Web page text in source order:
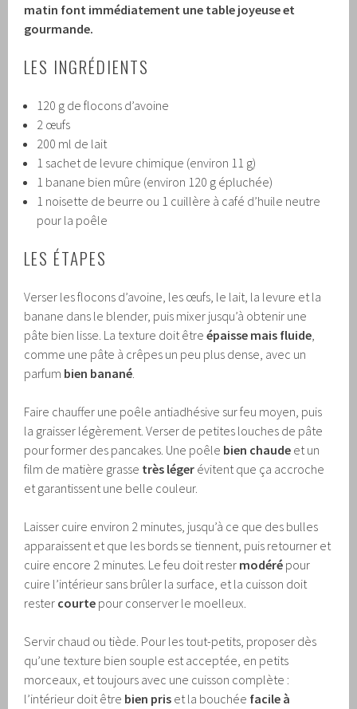
matin font immédiatement une table joyeuse et
gourmande.
LES INGRÉDIENTS
120 g de flocons d’avoine
2 œufs
200 ml de lait
1 sachet de levure chimique (environ 11 g)
1 banane bien mûre (environ 120 g épluchée)
1 noisette de beurre ou 1 cuillère à café d’huile neutre
pour la poêle
LES ÉTAPES
Verser les flocons d’avoine, les œufs, le lait, la levure et la
banane dans le blender, puis mixer jusqu’à obtenir une
pâte bien lisse. La texture doit êtreépaisse mais fluide,
comme une pâte à crêpes un peu plus dense, avec un
parfum bien banané.
Faire chauffer une poêle antiadhésive sur feu moyen, puis
la graisser légèrement. Verser de petites louches de pâte
pour former des pancakes. Une poêle bien chaude et un
film de matière grasse très léger évitent que ça accroche
et garantissent une belle couleur.
Laisser cuire environ 2 minutes, jusqu’à ce que des bulles
apparaissent et que les bords se tiennent, puis retourner et
cuire encore 2 minutes. Le feu doit rester modéré pour
cuire l’intérieur sans brûler la surface, et la cuisson doit
rester courte pour conserver le moelleux.
Servir chaud ou tiède. Pour les tout-petits, proposer dès
qu’une texture bien souple est acceptée, en petits
morceaux, et toujours avec une cuisson complète :
l’intérieur doit être bien pris et la bouchée facile à